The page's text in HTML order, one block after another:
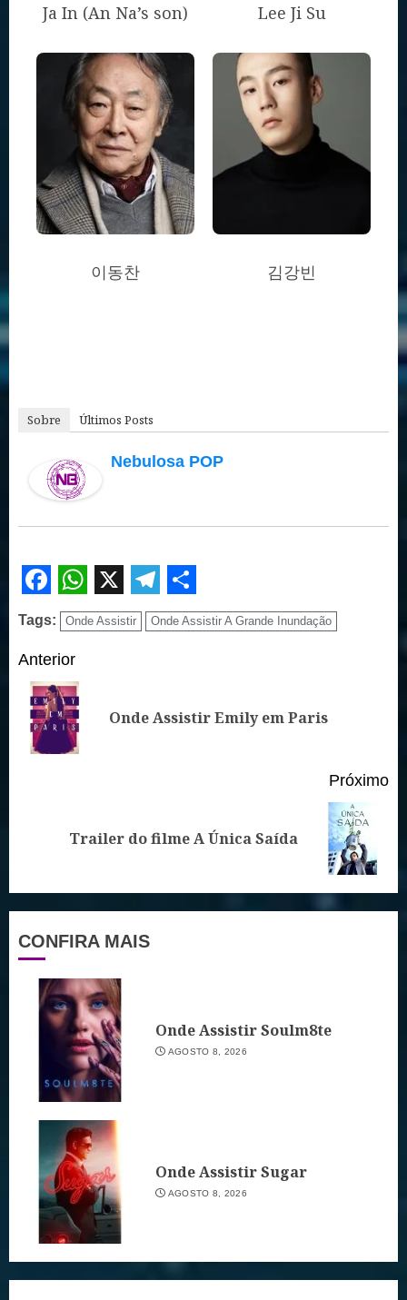
Ja In (An Na’s son)
Lee Ji Su
이동찬 김강빈
Sobre Últimos Posts
Nebulosa POP
Facebook
WhatsApp
X Telegram
Share
Tags: Onde Assistir Onde Assistir A Grande Inundação
Continue
Reading
Anterior
Onde Assistir Emily em Paris
Próximo
PróximoTrailer do filme A Única Saída
CONFIRA MAIS
Onde Assistir Soulm8te
AGOSTO 8, 2026
Onde Assistir Sugar
AGOSTO 8, 2026